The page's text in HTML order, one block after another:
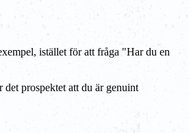
istället för att fråga "Har du en
prospektet att du är genuint